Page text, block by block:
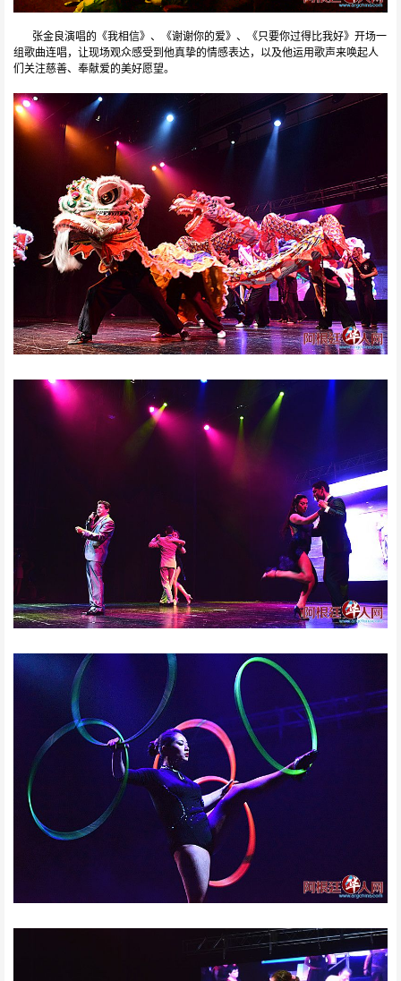
张金良演唱的《我相信》、《谢谢你的爱》、《只要你过得比我好》开场一
组歌曲连唱，让现场观众感受到他真挚的情感表达，以及他运用歌声来唤起人
们关注慈善、奉献爱的美好愿望。